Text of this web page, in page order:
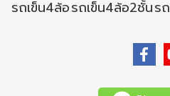
รถเข็น4ล้อรถเข็น4ล้อ2ชั้นร